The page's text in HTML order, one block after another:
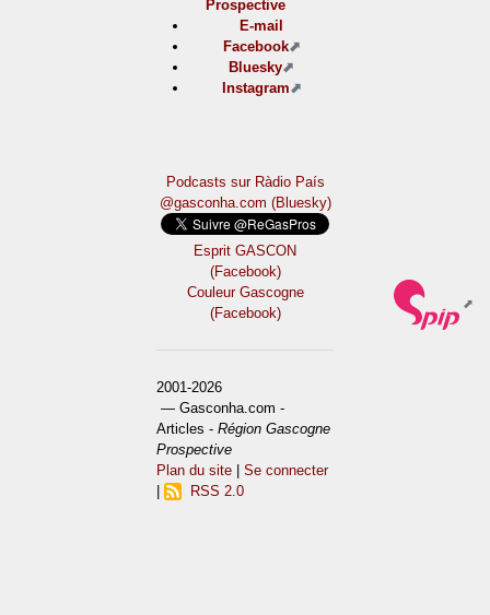
Prospective
E-mail
Facebook
Bluesky
Instagram
Podcasts sur Ràdio País
@gasconha.com (Bluesky)
Esprit GASCON
(Facebook)
Couleur Gascogne
(Facebook)
2001-2026
— Gasconha.com -
Articles -Région Gascogne
Prospective
Plan du site |Se connecter
RSS 2.0